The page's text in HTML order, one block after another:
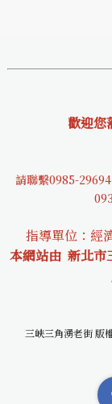
歡迎您
請聯繫0985-29694
指導單位：經
本網站由 新北市
三峽三角湧老街